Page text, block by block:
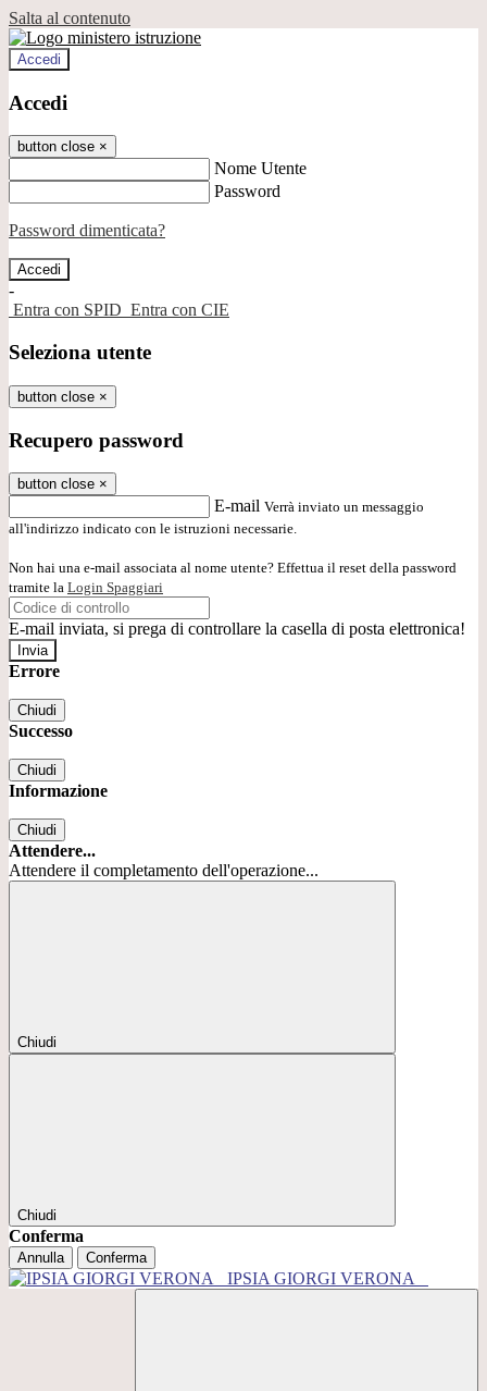
Salta al contenuto
Accedi
Accedi
button close ×
Nome Utente
Password
Password dimenticata?
-
Entra con SPID Entra con CIE
Seleziona utente
button close ×
Recupero password
button close ×
E-mail Verrà inviato un messaggio
all'indirizzo indicato con le istruzioni necessarie.
Non hai una e-mail associata al nome utente? Effettua il reset della password
tramite la Login Spaggiari
E-mail inviata, si prega di controllare la casella di posta elettronica!
Errore
Chiudi
Successo
Chiudi
Informazione
Chiudi
Attendere...
Attendere il completamento dell'operazione...
Chiudi
Chiudi
Conferma
Annulla Conferma
IPSIA GIORGI VERONA